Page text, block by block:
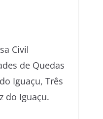
Civil
de Quedas
Iguaçu, Três
do Iguaçu.